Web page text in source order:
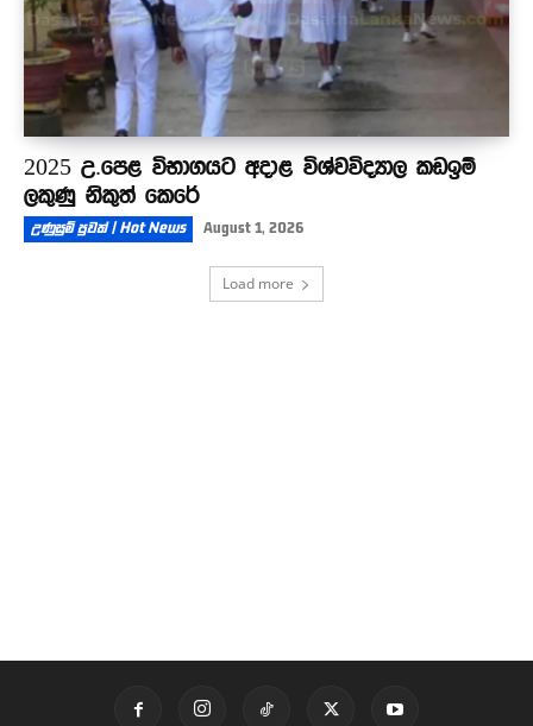
2025 උ.පෙළ විභාගයට අදාළ විශ්වවිද්‍යාල කඩඉම්
ලකුණු නිකුත් කෙරේ
උණුසුම් පුවත් | Hot News August 1, 2026
Load more